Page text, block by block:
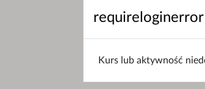
requireloginerror
Kurs lub aktywność